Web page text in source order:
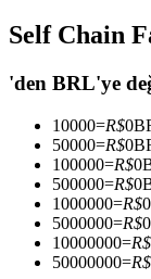
En iyi
Self Chain
'den BRL'ye
10000=R$0
50000=R$0
100000=R$0
500000=R$0
1000000=R$0
5000000=R$0
10000000=R$
50000000=R$